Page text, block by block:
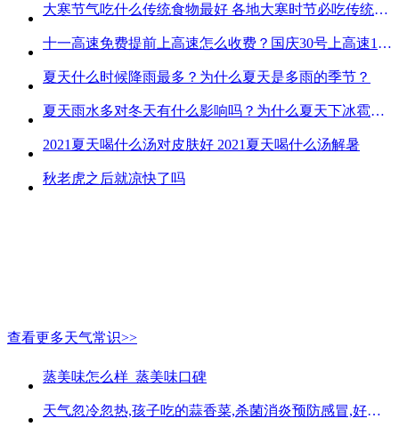
大寒节气吃什么传统食物最好 各地大寒时节必吃传统美食
十一高速免费提前上高速怎么收费？国庆30号上高速1号下高速免费吗？
夏天什么时候降雨最多？为什么夏天是多雨的季节？
夏天雨水多对冬天有什么影响吗？为什么夏天下冰雹而冬天不下冰雹
2021夏天喝什么汤对皮肤好 2021夏天喝什么汤解暑
秋老虎之后就凉快了吗
查看更多天气常识>>
蒸美味怎么样_蒸美味口碑
天气忽冷忽热,孩子吃的蒜香菜,杀菌消炎预防感冒,好吃不贵